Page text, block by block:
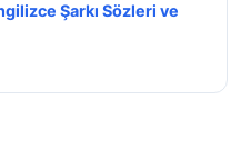
Şarkı Sözleri ve